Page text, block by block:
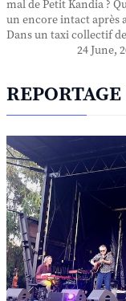
mal de Petit Kandia ?
un encore intact après
Dans un taxi collectif
24 June,